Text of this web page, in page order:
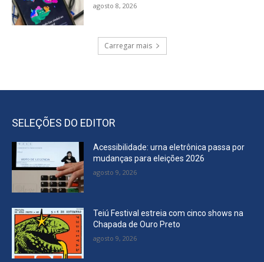
agosto 8, 2026
Carregar mais
SELEÇÕES DO EDITOR
Acessibilidade: urna eletrônica passa por
mudanças para eleições 2026
agosto 9, 2026
Teiú Festival estreia com cinco shows na
Chapada de Ouro Preto
agosto 9, 2026